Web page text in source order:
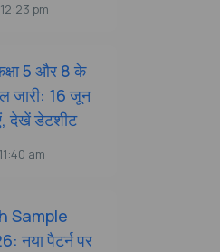
pm
5 और 8 के
जारी: 16 जून
देखें डेटशीट
am
Sample
नया पैटर्न पर